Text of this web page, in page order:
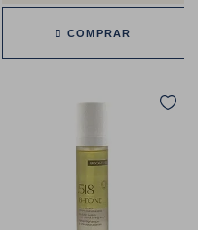
COMPRAR